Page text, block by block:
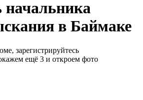
начальника
в Баймаке
зарегистрируйтесь
ещё 3 и откроем фото